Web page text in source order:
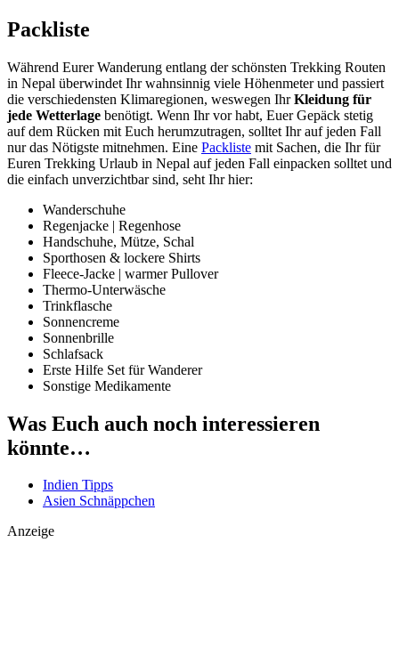
Packliste
Während Eurer Wanderung entlang der schönsten Trekking Routen
in Nepal überwindet Ihr wahnsinnig viele Höhenmeter und passiert
die verschiedensten Klimaregionen, weswegen IhrKleidung für
jede Wetterlage benötigt. Wenn Ihr vor habt, Euer Gepäck stetig
auf dem Rücken mit Euch herumzutragen, solltet Ihr auf jeden Fall
nur das Nötigste mitnehmen. Eine Packliste mit Sachen, die Ihr für
Euren Trekking Urlaub in Nepal auf jeden Fall einpacken solltet und
die einfach unverzichtbar sind, seht Ihr hier:
Wanderschuhe
Regenjacke | Regenhose
Handschuhe, Mütze, Schal
Sporthosen & lockere Shirts
Fleece-Jacke | warmer Pullover
Thermo-Unterwäsche
Trinkflasche
Sonnencreme
Sonnenbrille
Schlafsack
Erste Hilfe Set für Wanderer
Sonstige Medikamente
Was Euch auch noch interessieren
könnte…
Indien Tipps
Asien Schnäppchen
Anzeige